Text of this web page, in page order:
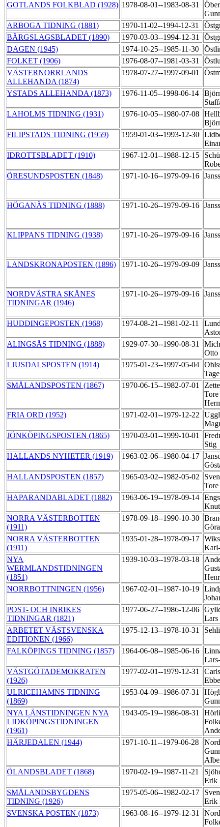
GOTLANDS FOLKBLAD (1928) 1978-08-01--1983-08-31
ARBOGA TIDNING (1881)
1970-11-02--1994-12-31
BÄRGSLAGSBLADET (1890)
1970-03-03--1994-12-31
DAGEN (1945)
1974-10-25--1985-11-30
FOLKET (1906)
1976-08-07--1981-03-31
VÄSTERNORRLANDS
ALLEHANDA (1874)
1978-07-27--1997-09-01
YSTADS ALLEHANDA (1873) 1976-11-05--1998-06-14
LAHOLMS TIDNING (1931)
1976-10-05--1980-07-08
FILIPSTADS TIDNING (1959)
1959-01-03--1993-12-30
IDROTTSBLADET (1910)
1967-12-01--1988-12-15
ÖRESUNDSPOSTEN (1848)
1971-10-16--1979-09-16
HÖGANÄS TIDNING (1888) 1971-10-26--1979-09-16
KLIPPANS TIDNING (1938) 1971-10-26--1979-09-16
LANDSKRONAPOSTEN (1896) 1971-10-26--1979-09-09
NORDVÄSTRA SKÅNES
TIDNINGAR (1946)
1971-10-26--1979-09-16
HUDDINGEPOSTEN (1968) 1974-08-21--1981-02-11
ALINGSÅS TIDNING (1888)
1929-07-30--1990-08-31
LJUSDALSPOSTEN (1914)
1975-01-23--1997-05-04
SMÅLANDSPOSTEN (1867)
1970-06-15--1982-07-01
Tore
FRIA ORD (1952)
1971-02-01--1979-12-22
JÖNKÖPINGSPOSTEN (1865)
1970-03-01--1999-10-01
Stig
HALLANDS NYHETER (1919)
1963-02-06--1980-04-17
HALLANDSPOSTEN (1857)
1965-03-02--1982-05-02
Tore
HAPARANDABLADET (1882)
1963-06-19--1978-09-14
NORRA VÄSTERBOTTEN
(1911)
1978-09-18--1990-10-30
NORRA VÄSTERBOTTEN
(1911)
1935-01-28--1978-09-17
NYA
WERMLANDSTIDNINGEN
(1851)
1939-10-03--1978-03-18
NORRBOTTNINGEN (1956)
1967-02-01--1987-10-19
POST- OCH INRIKES
TIDNINGAR (1821)
1977-06-27--1986-12-06
Lars
ARBETET VÄSTSVENSKA
EDITIONEN (1966)
1975-12-13--1978-10-31
FALKÖPINGS TIDNING (1857) 1964-06-08--1985-06-16
VÄSTGÖTADEMOKRATEN
(1926)
1977-02-01--1979-12-31
ULRICEHAMNS TIDNING
(1869)
1953-04-09--1986-07-31
NYA LÄNSTIDNINGEN NYA
LIDKÖPINGSTIDNINGEN
(1961)
1943-05-19--1986-08-31
HÄRJEDALEN (1944)
1971-10-11--1979-06-28
ÖLANDSBLADET (1868)
1970-02-19--1987-11-21
Erik
SMÅLANDSBYGDENS
TIDNING (1926)
1975-05-06--1982-02-17
Erik
SVENSKA POSTEN (1873)
1963-08-16--1979-12-31